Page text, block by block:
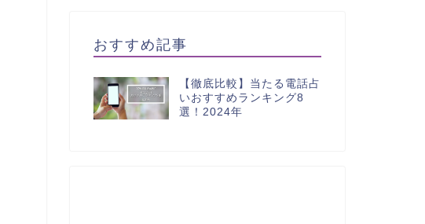
おすすめ記事
【徹底比較】当たる電話占
いおすすめランキング8
選！2024年